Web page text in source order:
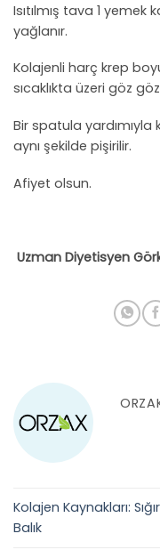
Isıtılmış tava 1 yemek
yağlanır.
Kolajenli harç krep
sıcaklıkta üzeri göz
Bir spatula yardımıyla
aynı şekilde pişirilir.
Afiyet olsun.
Uzman Diyetisyen
Kolajen Kaynakları:
Balık